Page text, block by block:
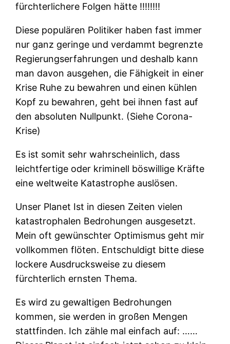
fürchterlichere Folgen hätte !!!!!!!!
Diese populären Politiker haben fast immer
nur ganz geringe und verdammt begrenzte
Regierungserfahrungen und deshalb kann
man davon ausgehen, die Fähigkeit in einer
Krise Ruhe zu bewahren und einen kühlen
Kopf zu bewahren, geht bei ihnen fast auf
den absoluten Nullpunkt. (Siehe Corona-
Krise)
Es ist somit sehr wahrscheinlich, dass
leichtfertige oder kriminell böswillige Kräfte
eine weltweite Katastrophe auslösen.
Unser Planet Ist in diesen Zeiten vielen
katastrophalen Bedrohungen ausgesetzt.
Mein oft gewünschter Optimismus geht mir
vollkommen flöten. Entschuldigt bitte diese
lockere Ausdrucksweise zu diesem
fürchterlich ernsten Thema.
Es wird zu gewaltigen Bedrohungen
kommen, sie werden in großen Mengen
stattfinden. Ich zähle mal einfach auf: ……